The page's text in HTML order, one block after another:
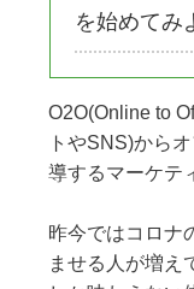
を始めてみ
O2O(Online to
トやSNS)から
導するマーケテ
昨今ではコロナ
ませる人が増え